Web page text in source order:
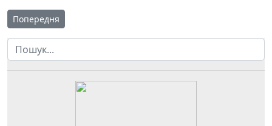
Попередня стаття: ОБҐРУНТУВАННЯ Навчальне приладдя та
Попередня
Пошук